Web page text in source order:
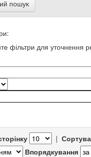
пошук
фільтри для уточнення
|
Впорядкування